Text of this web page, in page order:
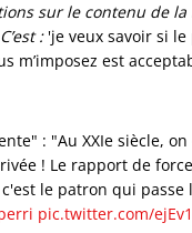
sur le contenu de
:'je veux savoir si le
m’imposez est
: "Au XXIe siècle,
! Le rapport de
le patron qui passe
pic.twitter.com/